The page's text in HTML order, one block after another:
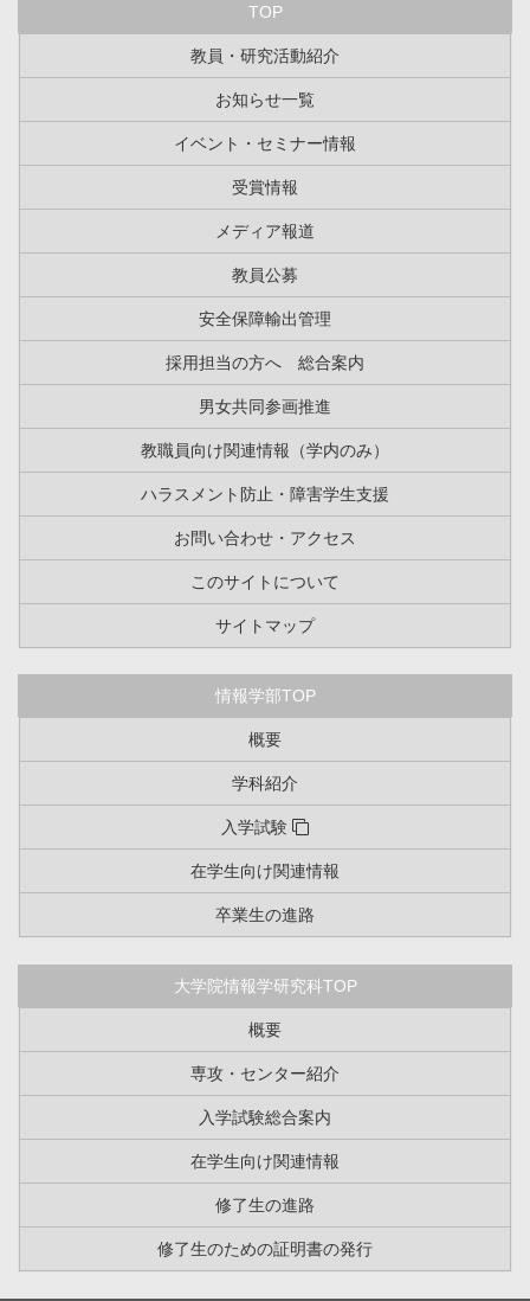
TOP
教員・研究活動紹介
お知らせ一覧
イベント・セミナー情報
受賞情報
メディア報道
教員公募
安全保障輸出管理
採用担当の方へ 総合案内
男女共同参画推進
教職員向け関連情報（学内のみ）
ハラスメント防止・障害学生支援
お問い合わせ・アクセス
このサイトについて
サイトマップ
情報学部TOP
概要
学科紹介
入学試験
在学生向け関連情報
卒業生の進路
大学院情報学研究科TOP
概要
専攻・センター紹介
入学試験総合案内
在学生向け関連情報
修了生の進路
修了生のための証明書の発行